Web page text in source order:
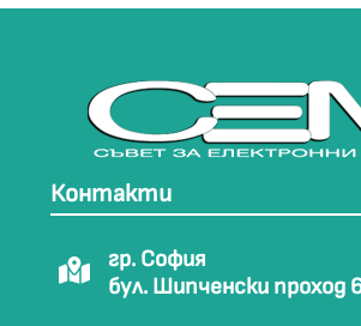
Контакти
гр. София
бул. Шипченски проход